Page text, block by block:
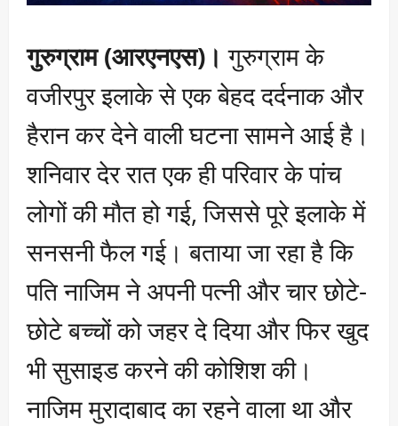
गुरुग्राम (आरएनएस)। गुरुग्राम के
वजीरपुर इलाके से एक बेहद दर्दनाक और
हैरान कर देने वाली घटना सामने आई है।
शनिवार देर रात एक ही परिवार के पांच
लोगों की मौत हो गई, जिससे पूरे इलाके में
सनसनी फैल गई। बताया जा रहा है कि
पति नाजिम ने अपनी पत्नी और चार छोटे-
छोटे बच्चों को जहर दे दिया और फिर खुद
भी सुसाइड करने की कोशिश की।
नाजिम मुरादाबाद का रहने वाला था और